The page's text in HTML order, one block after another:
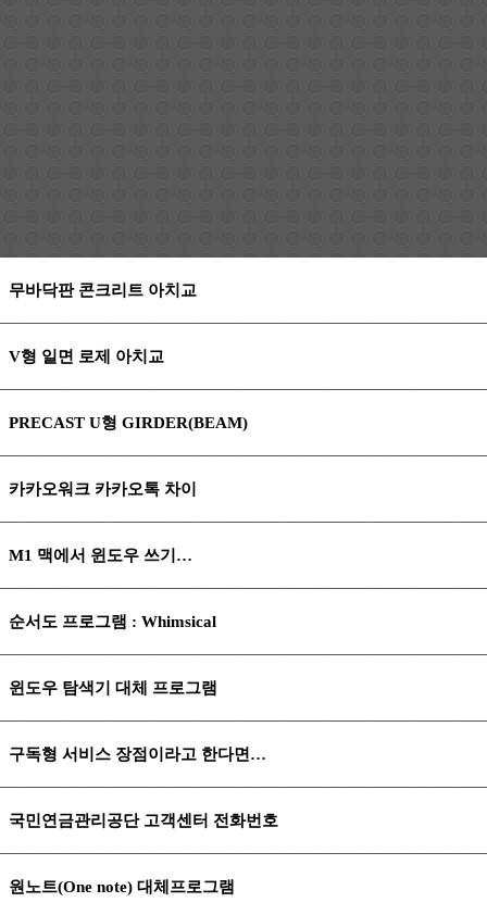
무바닥판 콘크리트 아치교
V형 일면 로제 아치교
PRECAST U형 GIRDER(BEAM)
카카오워크 카카오톡 차이
M1 맥에서 윈도우 쓰기…
순서도 프로그램 : Whimsical
윈도우 탐색기 대체 프로그램
구독형 서비스 장점이라고 한다면…
국민연금관리공단 고객센터 전화번호
원노트(One note) 대체프로그램